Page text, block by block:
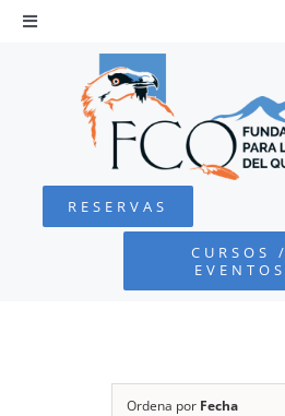
Saltar
Toggle
Navigation
QUEBRANTAHUESOS
FUNDACIÓN
RESERVAS
CURSOS /
EVENTOS
Ordena por Fecha